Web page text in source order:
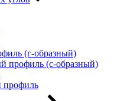
(г-образный)
профиль (с-образный)
профиль